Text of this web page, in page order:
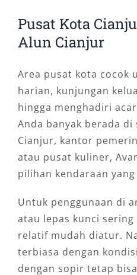
Pusat Kota
Alun Cianjur
Area pusat kota cocok
harian, kunjungan
hingga menghadiri
Anda banyak berada
Cianjur, kantor
atau pusat kuliner,
pilihan kendaraan
Untuk penggunaan di
atau lepas kunci
relatif mudah diatur.
terbiasa dengan
dengan sopir tetap